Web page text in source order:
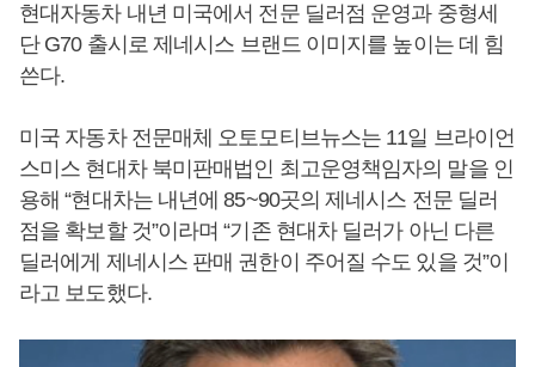
현대자동차 내년 미국에서 전문 딜러점 운영과 중형세
단 G70 출시로 제네시스 브랜드 이미지를 높이는 데 힘
쓴다.
미국 자동차 전문매체 오토모티브뉴스는 11일 브라이언
스미스 현대차 북미판매법인 최고운영책임자의 말을 인
용해 “현대차는 내년에 85~90곳의 제네시스 전문 딜러
점을 확보할 것”이라며 “기존 현대차 딜러가 아닌 다른
딜러에게 제네시스 판매 권한이 주어질 수도 있을 것”이
라고 보도했다.